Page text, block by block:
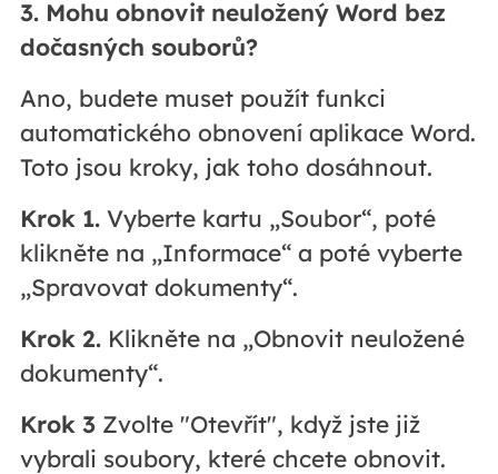
3. Mohu obnovit neuložený Word bez
dočasných souborů?
Ano, budete muset použít funkci
automatického obnovení aplikace Word.
Toto jsou kroky, jak toho dosáhnout.
Krok 1.Vyberte kartu „Soubor“, poté
klikněte na „Informace“ a poté vyberte
„Spravovat dokumenty“.
Krok 2.Klikněte na „Obnovit neuložené
dokumenty“.
Krok 3Zvolte "Otevřít", když jste již
vybrali soubory, které chcete obnovit.